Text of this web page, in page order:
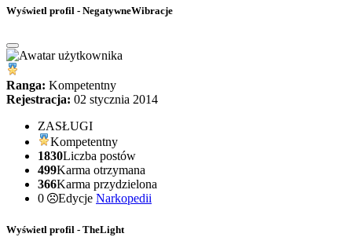
Wyświetl profil - NegatywneWibracje
Ranga: Kompetentny
Rejestracja: 02 stycznia 2014
ZASŁUGI
Kompetentny
1830Liczba postów
499Karma otrzymana
366Karma przydzielona
0
Edycje Narkopedii
Wyświetl profil - TheLight